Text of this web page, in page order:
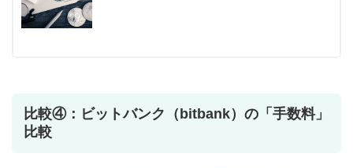
比較④：ビットバンク（bitbank）の「手数料」
比較